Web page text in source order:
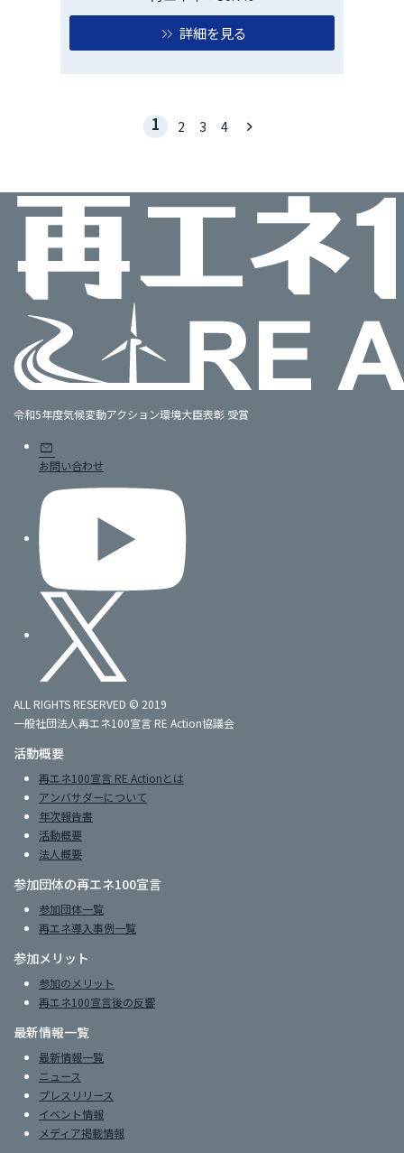
詳細を見る
1 2 3 4 keyboard_arrow_right
令和5年度気候変動アクション環境大臣表彰 受賞
mail
お問い合わせ
ALL RIGHTS RESERVED © 2019
一般社団法人再エネ100宣言 RE Action協議会
活動概要
再エネ100宣言 RE Actionとは
アンバサダーについて
年次報告書
活動概要
法人概要
参加団体の再エネ100宣言
参加団体一覧
再エネ導入事例一覧
参加メリット
参加のメリット
再エネ100宣言後の反響
最新情報一覧
最新情報一覧
ニュース
プレスリリース
イベント情報
メディア掲載情報